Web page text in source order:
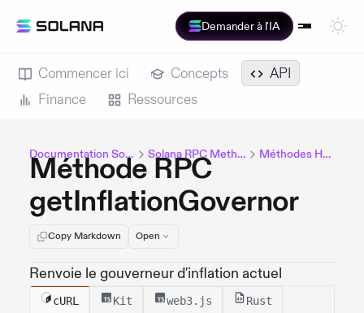
Demander à l'IA
Commencer ici Concepts
API
Finance
Ressources
Documentation Solana Solana RPC Methods Méthodes HTTP
Méthode RPC
getInflationGovernor
Copy Markdown Open
Renvoie le gouverneur d'inflation actuel
cURL Kit web3.js Rust